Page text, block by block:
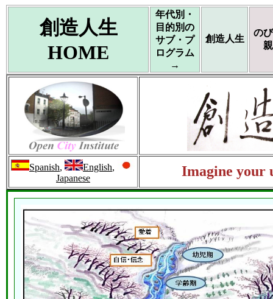
創造人生
HOME
年代別・
目的別の
サブ・プ
ログラム
→
創造人生
の
Spanish, English,
Japanese
Imagine your